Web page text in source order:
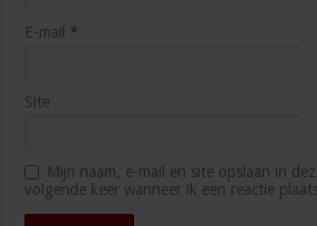
E-mail *
Site
Mijn naam, e-mail en site opslaan in
volgende keer wanneer ik een reactie